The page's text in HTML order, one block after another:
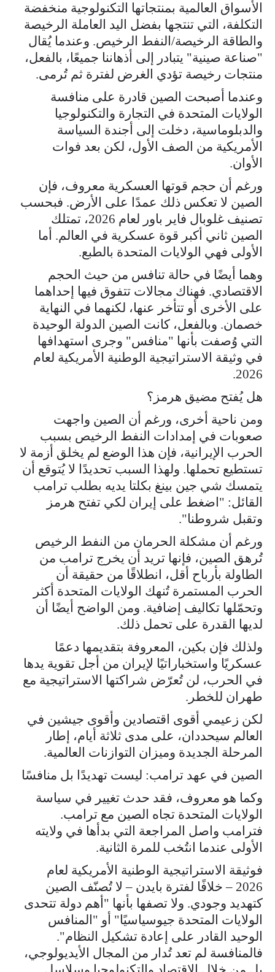
الأسواق العالمية بمنتجاتها التكنولوجية منخفضة
التكلفة، التي تنتجها بفضل اليد العاملة الرخيصة
والطاقة الرخيصة/النفط الرخيص. وعندما يُقال
"صناعة صينية" يتبادر إلى أذهاننا جميعًا، بالفعل،
منتجات رخيصة تؤدي الغرض لفترة ثم تُرمى.
وعندما أصبحت الصين قادرة على منافسة
الولايات المتحدة في التجارة والتكنولوجيا
والدبلوماسية، دخلت إلى أجندة السياسة
الأمريكية من الصف الأول، لكن بعد فوات
الأوان.
ورغم أن حجم قوتها العسكرية معروف، فإن
الصين لا تعكس ذلك عمدًا على الأرض. فبحسب
تصنيف غلوبال فاير باور لعام 2026، تمتلك
الصين ثاني أكبر قوة عسكرية في العالم. أما
الأولى فهي الولايات المتحدة بالطبع.
وهما أيضًا في حالة تنافس من حيث الحجم
الاقتصادي. فهناك مجالات تتفوق فيها إحداهما
على الأخرى أو تتأخر عنها، لكنهما في النهاية
خصمان. وبالفعل، كانت الصين الدولة الوحيدة
التي وُصفت بأنها "منافس" وجرى استهدافها
في وثيقة الاستراتيجية الوطنية الأمريكية لعام
2026.
هل يُفتح مضيق هرمز؟
ومن ناحية أخرى، ورغم أن الصين واجهت
صعوبات في إمدادات النفط الرخيص بسبب
الحرب الإيرانية، فإن هذا الوضع لم يخلق أزمة لا
تستطيع تحملها. ولهذا السبب تحديدًا لا يُتوقع أن
يتمسك شي جين بينغ بكلتا يديه بطلب ترامب
القائل: "اضغط على إيران لكي تفتح هرمز
وتقبل شروطنا".
ورغم أن مشكلة الحرمان من النفط الرخيص
تُرهق الصين، فإنها تريد أن يخرج ترامب من
الطاولة بأرباح أقل، انطلاقًا من حقيقة أن
الحرب المستمرة تُنهك الولايات المتحدة أكثر
وتحمّلها تكاليف إضافية. ومن الواضح أيضًا أن
لديها القدرة على تحمل ذلك.
ولذلك فإن بكين، المعروفة بتقديمها دعمًا
عسكريًا واستخباراتيًا لإيران من أجل تقوية يدها
في الحرب، لن تُعرّض شراكتها الاستراتيجية مع
طهران للخطر.
لكن زعيمي أقوى اقتصادين وأقوى جيشين في
العالم سيحددان، على مدى ثلاثة أيام، إطار
المرحلة الجديدة وميزان التوازنات العالمية.
الصين في عهد ترامب: ليست تهديدًا بل منافسًا
وكما هو معروف، فقد حدث تغيير في سياسة
الولايات المتحدة تجاه الصين مع ترامب.
فترامب واصل المراجعة التي بدأها في ولايته
الأولى عندما انتُخب للمرة الثانية.
فوثيقة الاستراتيجية الوطنية الأمريكية لعام
2026 – خلافًا لفترة بايدن – لا تُصنّف الصين
كتهديد وجودي. ولا تصفها بأنها "أهم دولة تتحدى
الولايات المتحدة جيوسياسيًا" أو "المنافس
الوحيد القادر على إعادة تشكيل النظام".
فالمنافسة لم تعد تُدار من المجال الأيديولوجي،